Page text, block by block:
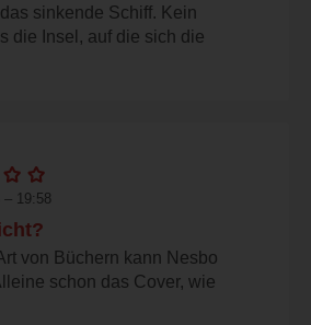
sinkende Schiff. Kein
die Insel, auf die sich die
– 19:58
von Büchern kann Nesbo
schon das Cover, wie